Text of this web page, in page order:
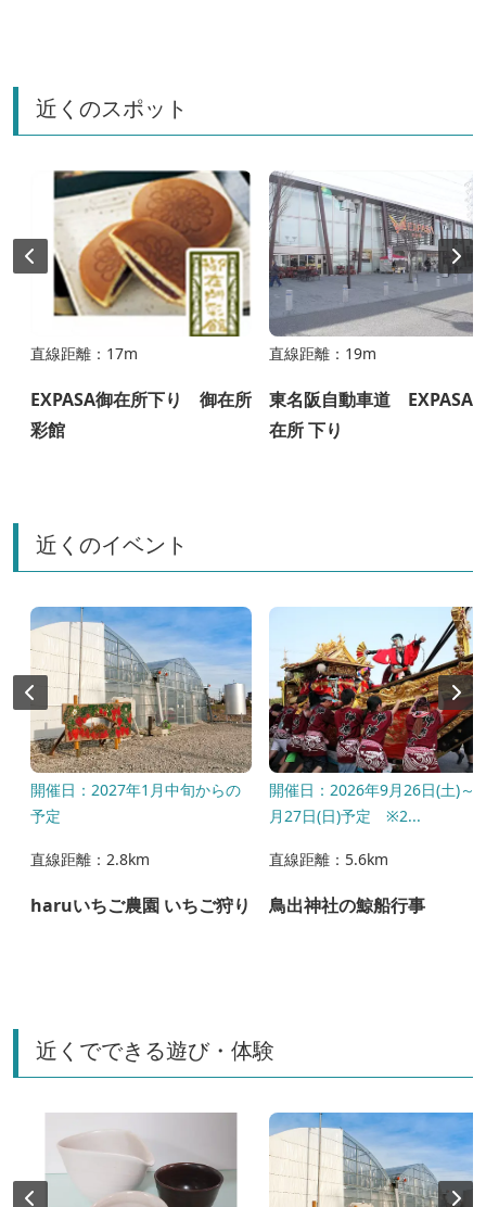
近くのスポット
直線距離：17m
EXPASA御在所下り 御在所
彩館
直線距離：19m
東名阪自動車道 EXPASA
在所 下り
近くのイベント
開催日：2027年1月中旬からの
予定
直線距離：2.8km
haruいちご農園 いちご狩り
開催日：2026年9月26日(土)～9
月27日(日)予定 ※2...
直線距離：5.6km
鳥出神社の鯨船行事
近くでできる遊び・体験